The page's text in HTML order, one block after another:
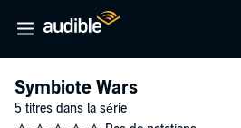
Symbiote Wars
5 titres dans la série